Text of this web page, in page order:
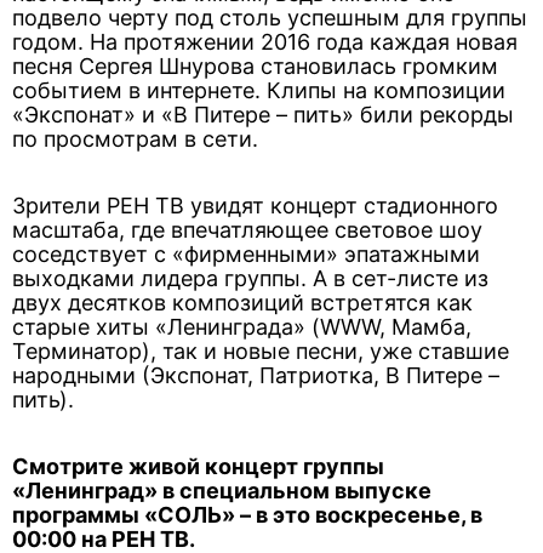
подвело черту под столь успешным для группы
годом. На протяжении 2016 года каждая новая
песня Сергея Шнурова становилась громким
событием в интернете. Клипы на композиции
«Экспонат» и «В Питере – пить» били рекорды
по просмотрам в сети.
Зрители РЕН ТВ увидят концерт стадионного
масштаба, где впечатляющее световое шоу
соседствует с «фирменными» эпатажными
выходками лидера группы. А в сет-листе из
двух десятков композиций встретятся как
старые хиты «Ленинграда» (WWW, Мамба,
Терминатор), так и новые песни, уже ставшие
народными (Экспонат, Патриотка, В Питере –
пить).
Смотрите живой концерт группы
«Ленинград» в специальном выпуске
программы «СОЛЬ» – в это воскресенье, в
00:00 на РЕН ТВ.